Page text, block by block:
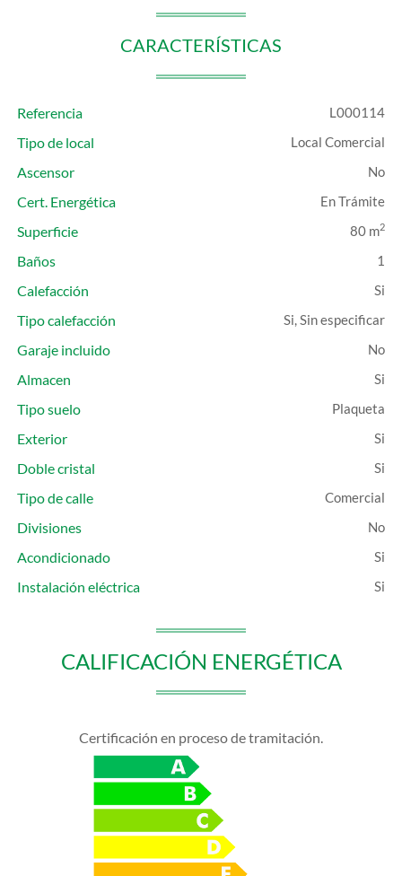
CARACTERÍSTICAS
Referencia L000114
Tipo de local Local Comercial
Ascensor
Cert. Energética
En Trámite
Superficie 80 m2
Baños 1
Calefacción
Tipo calefacción
Si, Sin especificar
Garaje incluido
Almacen
Tipo suelo
Plaqueta
Exterior
Doble cristal
Tipo de calle
Comercial
Divisiones
Acondicionado
Instalación eléctrica
CALIFICACIÓN ENERGÉTICA
Certificación en proceso de tramitación.